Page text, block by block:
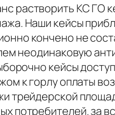
растворить КС ГО
Наши кейсы
кончено не
неодинаковую
кейсы
к горлу оплаты
трейдерской
потребителей. за